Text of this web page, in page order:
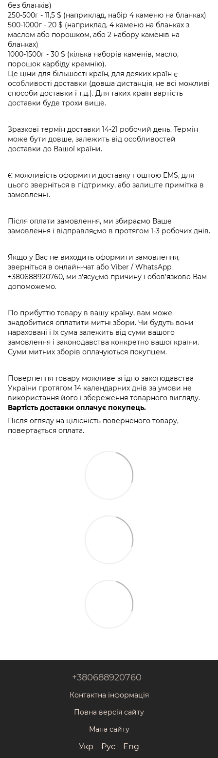
без бланків)
250-500г - 11,5 $ (наприклад, набір 4 каменю на бланках)
500-1000г - 20 $ (наприклад, 4 каменю на бланках з
маслом або порошком, або 2 набору каменів на
бланках)
1000-1500г - 30 $ (кілька наборів каменів, масло,
порошок карбіду кремнію).
Це ціни для більшості країн, для деяких країн є
особливості доставки (довша дистанція, не всі можливі
способи доставки і т.д.). Для таких країн вартість
доставки буде трохи вище.
Зразкові термін доставки 14-21 робочий день. Термін
може бути довше, залежить від особливостей
доставки до Вашої країни.
Є можливість оформити доставку поштою EMS, для
цього зверніться в підтримку, або залиште примітка в
замовленні.
Після оплати замовлення, ми збираємо Ваше
замовлення і відправляємо в протягом 1-3 робочих днів.
Якщо у Вас не виходить оформити замовлення,
зверніться в онлайн-чат або Viber / WhatsApp
+380688920760, ми з'ясуємо причину і обов'язково Вам
допоможемо.
По прибуттю товару в вашу країну, вам може
знадобитися оплатити митні збори. Чи будуть вони
нараховані і їх сума залежить від суми вашого
замовлення і законодавства конкретно вашої країни.
Суми митних зборів оплачуються покупцем.
Повернення товару можливе згідно законодавства
України протягом 14 календарних днів за умови не
використання його і збереження товарного вигляду.
Вартість доставки оплачує покупець.
Після огляду на цілісність поверненого товару,
повертається оплата.
+380688920760
Контактна інформація
Повна версія сайту
Мапа сайту
Укр Рус Eng